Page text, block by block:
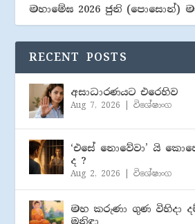
මහාමේඝ 2026 ජුනි (​පොසොන්)
RECENT POSTS
අසාධාරණයට එරෙහිව
Aug 7, 2026 |විශේෂාංග
‘එසේ නොවේවා’ යි
ද ?
Aug 2, 2026 |විශේෂාංග
මහ කරුණා ගුණ විහිදා
මුනිඳා